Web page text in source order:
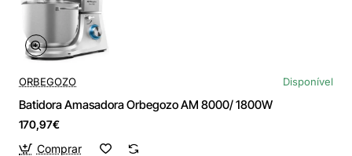
ORBEGOZO Disponível
Batidora Amasadora Orbegozo AM 8000/ 1800W
170,97€
Comprar